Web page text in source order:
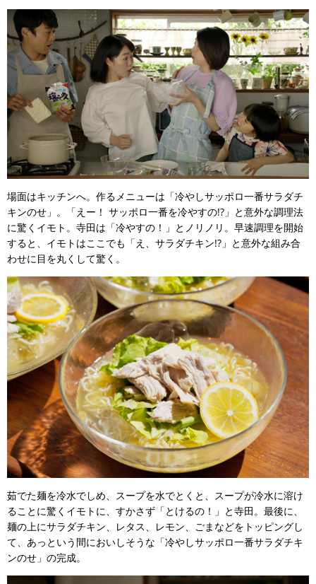
場面はキッチンへ。作るメニューは「冷やしサッポロ一番サラダチ
キンのせ」。「えー！ サッポロ一番を冷やすの!?」と意外な調理法
に驚くイモト。寺田は「冷やすの！」とノリノリ。早速調理を開始
すると、イモトはここでも「え、サラダチキン!?」と意外な組み合
わせに目を丸くして驚く。
茹でた麺を冷水でしめ、スープを水でとくと、スープが冷水に溶け
ることに驚くイモトに、すかさず「とけるの！」と寺田。最後に、
麺の上にサラダチキン、レタス、レモン、ごまなどをトッピングし
て、あっという間においしそうな「冷やしサッポロ一番サラダチキ
ンのせ」の完成。